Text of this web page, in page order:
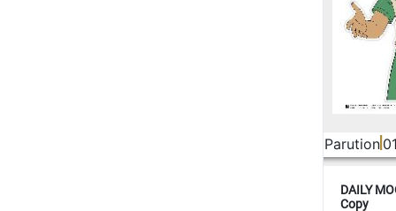
Parution
DAILY
Copy